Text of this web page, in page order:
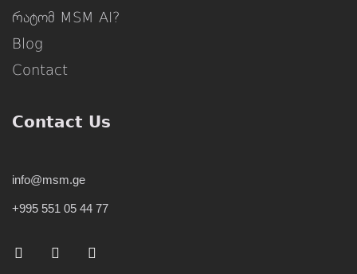
რატომ MSM AI?
Blog
Contact
Contact Us
info@msm.ge
+995 551 05 44 77